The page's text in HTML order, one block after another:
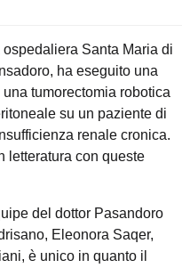
ospedaliera Santa Maria di
ha eseguito una
tumorectomia robotica
su un paziente di
renale cronica.
letteratura con queste
del dottor Pasandoro
Eleonora Saqer,
è unico in quanto il